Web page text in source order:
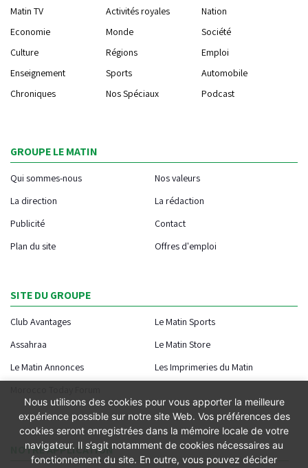
Matin TV Activités royales
Nation
Economie
Monde
Société
Culture
Régions
Emploi
Enseignement
Sports
Automobile
Chroniques
Nos Spéciaux Podcast
GROUPE LE MATIN
Qui sommes-nous
Nos valeurs
La direction
La rédaction
Publicité
Contact
Plan du site
Offres d'emploi
SITE DU GROUPE
Club Avantages
Le Matin Sports
Assahraa
Le Matin Store
Le Matin Annonces
Les Imprimeries du Matin
NOTRE APPLICATION
Nous utilisons des cookies pour vous apporter la meilleure
expérience possible sur notre site Web. Vos préférences des
cookies seront enregistrées dans la mémoire locale de votre
navigateur. Il s’agit notamment de cookies nécessaires au
fonctionnement du site. En outre, vous pouvez décider